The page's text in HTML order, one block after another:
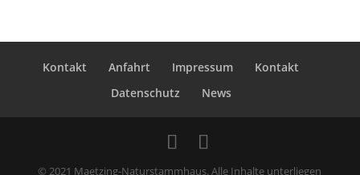
Kontakt Anfahrt Impressum
Kontakt
Datenschutz
News
© 2021 Maetzing-Naturstammhaus. Alle Inhalte unterliegen